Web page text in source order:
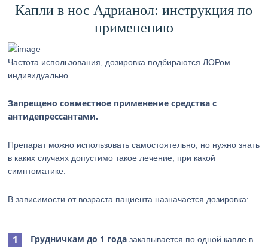
Капли в нос Адрианол: инструкция по
применению
Частота использования, дозировка подбираются ЛОРом
индивидуально.
Запрещено совместное применение средства с
антидепрессантами.
Препарат можно использовать самостоятельно, но нужно знать
в каких случаях допустимо такое лечение, при какой
симптоматике.
В зависимости от возраста пациента назначается дозировка:
Грудничкам до 1 года закапывается по одной капле в